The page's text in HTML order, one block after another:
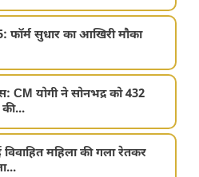
फॉर्म सुधार का आखिरी मौका
CM योगी ने सोनभद्र को 432
महिला की गला रेतकर